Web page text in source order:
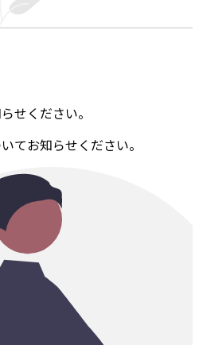
せください。
てお知らせください。